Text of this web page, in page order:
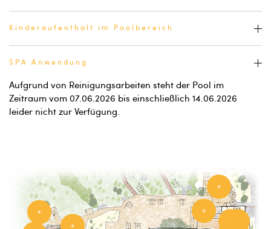
Kinderaufenthalt im Poolbereich
SPA Anwendung
Aufgrund von Reinigungsarbeiten steht der Pool im
Zeitraum vom 07.06.2026 bis einschließlich 14.06.2026
leider nicht zur Verfügung.